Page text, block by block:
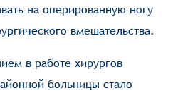
на оперированную ногу
вмешательства.
в работе хирургов
больницы стало